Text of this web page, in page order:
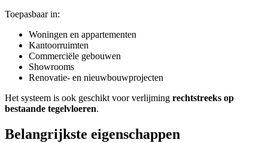
Toepasbaar in:
Woningen en appartementen
Kantoorruimten
Commerciële gebouwen
Showrooms
Renovatie- en nieuwbouwprojecten
Het systeem is ook geschikt voor verlijming rechtstreeks op
bestaande tegelvloeren.
Belangrijkste eigenschappen